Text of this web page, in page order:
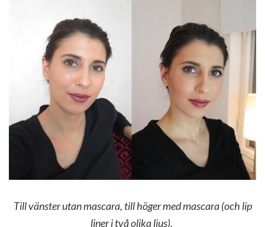
Till vänster utan mascara, till höger med mascara (och lip
liner i två olika ljus).